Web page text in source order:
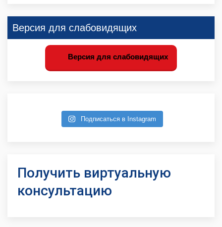
Версия для слабовидящих
Версия для слабовидящих
Подписаться в Instagram
Получить виртуальную
консультацию